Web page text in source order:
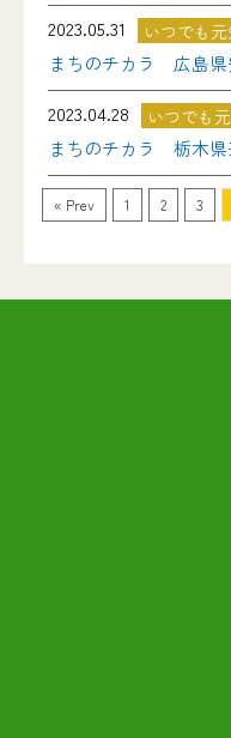
2023.05.31
いつでも
まちのチカラ 広島
2023.04.28
いつでも
まちのチカラ 栃木
« Prev 1 2 3